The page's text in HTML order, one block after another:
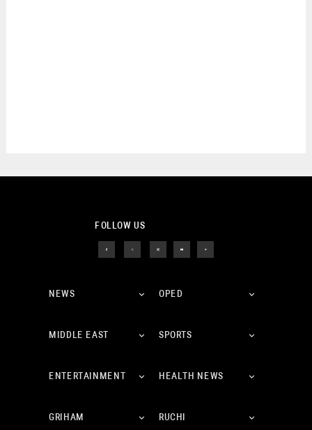
FOLLOW US
NEWS OPED
MIDDLE EAST SPORTS
ENTERTAINMENT HEALTH NEWS
GRIHAM RUCHI